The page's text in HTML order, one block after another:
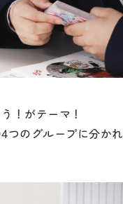
！がテーマ！
つのグループに分かれ